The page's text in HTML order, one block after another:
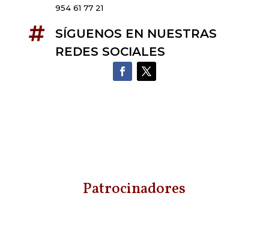
954 61 77 21

SÍGUENOS EN NUESTRAS
REDES SOCIALES
Patrocinadores